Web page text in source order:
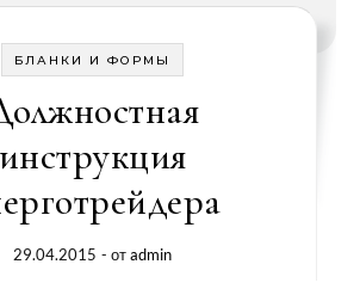
БЛАНКИ И ФОРМЫ
инструкция
29.04.2015 - отadmin